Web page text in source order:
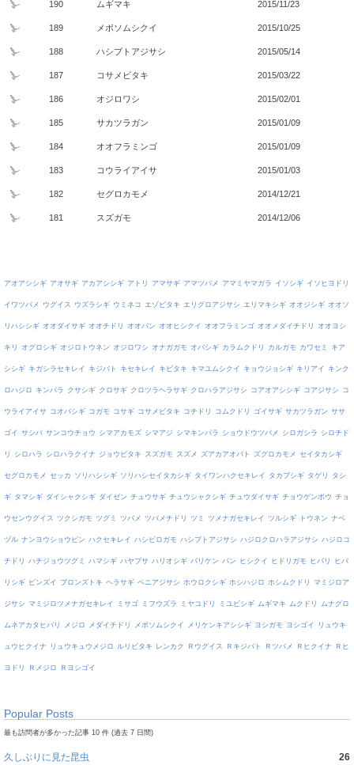
190 ムギマキ 2015/11/23
189 メボソムシクイ 2015/10/25
188 ハシブトアジサシ 2015/05/14
187 コサメビタキ 2015/03/22
186 オジロワシ 2015/02/01
185 サカツラガン 2015/01/09
184 オオフラミンゴ 2015/01/09
183 コウライアイサ 2015/01/03
182 セグロカモメ 2014/12/21
181 スズガモ 2014/12/06
アオアシシギ アオサギ アカアシシギ アトリ アマサギ アマツバメ アマミヤマガラ イソシギ イソヒヨドリ
イワツバメ ウグイス ウズラシギ ウミネコ エゾビタキ エリグロアジサシ エリマキシギ オオジシギ オオソ
リハシシギ オオダイサギ オオチドリ オオバン オオヒシクイ オオフラミンゴ オオメダイチドリ オオヨシ
キリ オグロシギ オジロトウネン オジロワシ オナガガモ オバシギ カラムクドリ カルガモ カワセミ キア
シシギ キガシラセキレイ キジバト キセキレイ キビタキ キマユムシクイ キョウジョシギ キリアイ キンク
ロハジロ キンパラ クサシギ クロサギ クロツラヘラサギ クロハラアジサシ コアオアシシギ コアジサシ コ
ウライアイサ コオバシギ コガモ コサギ コサメビタキ コチドリ コムクドリ ゴイサギ サカツラガン ササ
ゴイ サシバ サンコウチョウ シマアカモズ シマアジ シマキンパラ ショウドウツバメ シロガシラ シロチド
リ シロハラ シロハラクイナ ジョウビタキ スズガモ スズメ ズアカアオバト ズグロカモメ セイタカシギ
セグロカモメ セッカ ソリハシシギ ソリハシセイタカシギ タイワンハクセキレイ タカブシギ タゲリ タシ
ギ タマシギ ダイシャクシギ ダイゼン チュウサギ チュウシャクシギ チュウダイサギ チョウゲンボウ チョ
ウセンウグイス ツクシガモ ツグミ ツバメ ツバメチドリ ツミ ツメナガセキレイ ツルシギ トウネン ナベ
ヅル ナンヨウショウビン ハクセキレイ ハシビロガモ ハシブトアジサシ ハジロクロハラアジサシ ハジロコ
チドリ ハチジョウツグミ ハマシギ ハヤブサ ハリオシギ バリケン バン ヒシクイ ヒドリガモ ヒバリ ヒバ
リシギ ビンズイ ブロンズトキ ヘラサギ ベニアジサシ ホウロクシギ ホシハジロ ホシムクドリ マミジロア
ジサシ マミジロツメナガセキレイ ミサゴ ミフウズラ ミヤコドリ ミユビシギ ムギマキ ムクドリ ムナグロ
ムネアカタヒバリ メジロ メダイチドリ メボソムシクイ メリケンキアシシギ ヨシガモ ヨシゴイ リュウキ
ュウヒクイナ リュウキュウメジロ ルリビタキ レンカク Ｒウグイス Ｒキジバト Ｒツバメ Ｒヒクイナ Ｒヒ
ヨドリ Ｒメジロ Ｒヨシゴイ
Popular Posts
最も訪問者が多かった記事 10 件 (過去 7 日間)
久しぶりに見た昆虫
26